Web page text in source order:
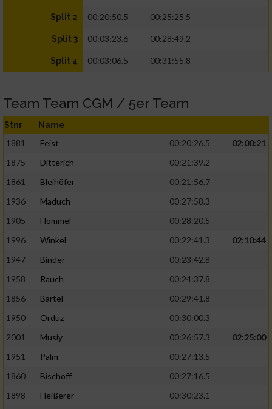
Split 2 00:20:50.5 00:25:25.5
Split 3 00:03:23.6 00:28:49.2
Split 4 00:03:06.5 00:31:55.8
Team Team CGM / 5er Team
Stnr Name
1881 Feist 00:20:26.5
02:00:21
1875
Ditterich
00:21:39.2
1861
Bleihöfer
00:21:56.7
1936
Maduch
00:27:58.3
1905
Hommel
00:28:20.5
1996
Winkel 00:22:41.3
02:10:44
1947
Binder
00:23:42.8
1958
Rauch
00:24:37.8
1856
Bartel
00:29:41.8
1950
Orduz
00:30:00.3
2001
Musiy 00:26:57.3
02:25:00
1951
Palm
00:27:13.5
1860
Bischoff
00:27:16.5
1898
Heißerer
00:30:23.1